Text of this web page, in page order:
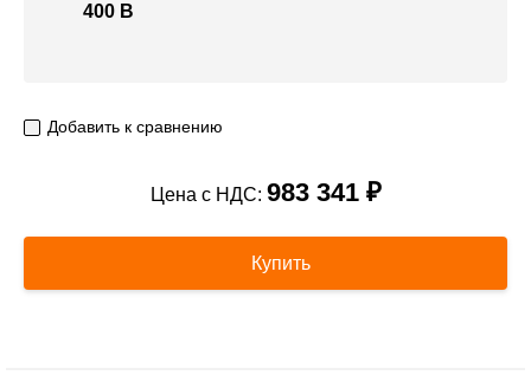
400 В
Добавить к сравнению
Цена с НДС: 983 341 ₽
Купить